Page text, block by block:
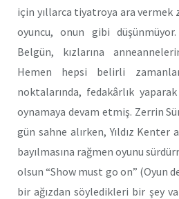
için yıllarca tiyatroya ara vermek
oyuncu, onun gibi
Belgün, kızlarına
Hemen hepsi belirli
noktalarında, fedakârlık
oynamaya devam etmiş. Zerrin
gün sahne alırken, Yıldız Kenter
bayılmasına rağmen oyunu
olsun “Show must go on” (Oyun
bir ağızdan söyledikleri bir şey